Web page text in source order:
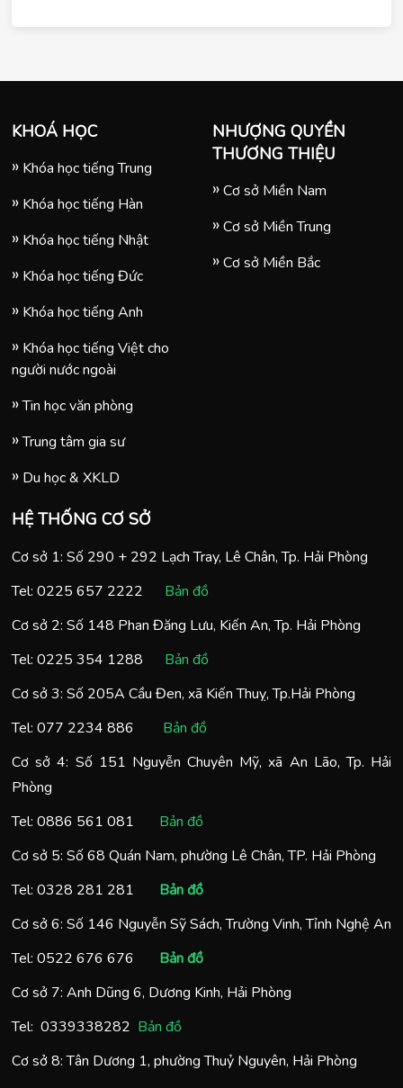
KHOÁ HỌC
Khóa học tiếng Trung
Khóa học tiếng Hàn
Khóa học tiếng Nhật
Khóa học tiếng Đức
Khóa học tiếng Anh
Khóa học tiếng Việt cho
người nước ngoài
Tin học văn phòng
Trung tâm gia sư
Du học & XKLD
NHƯỢNG QUYỀN
THƯƠNG THIỆU
Cơ sở Miền Nam
Cơ sở Miền Trung
Cơ sở Miền Bắc
HỆ THỐNG CƠ SỞ
Cơ sở 1: Số 290 + 292 Lạch Tray, Lê Chân, Tp. Hải Phòng
Tel: 0225 657 2222
Bản đồ
Cơ sở 2: Số 148 Phan Đăng Lưu, Kiến An, Tp. Hải Phòng
Tel: 0225 354 1288
Bản đồ
Cơ sở 3: Số 205A Cầu Đen, xã Kiến Thuỵ, Tp.Hải Phòng
Tel: 077 2234 886
Bản đồ
Cơ sở 4: Số 151 Nguyễn Chuyên Mỹ, xã An Lão, Tp. Hải
Phòng
Tel: 0886 561 081
Bản đồ
Cơ sở 5: Số 68 Quán Nam, phường Lê Chân, TP. Hải Phòng
Tel: 0328 281 281
Bản đồ
Cơ sở 6: Số 146 Nguyễn Sỹ Sách, Trường Vinh, Tỉnh Nghệ An
Tel: 0522 676 676
Bản đồ
Cơ sở 7: Anh Dũng 6, Dương Kinh, Hải Phòng
Tel: 0339338282 Bản đồ
Cơ sở 8: Tân Dương 1, phường Thuỷ Nguyên, Hải Phòng